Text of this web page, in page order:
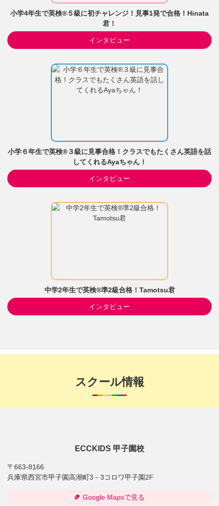
小学4年生で英検®５級に初チャレンジ！見事1発で合格！Hinata
君！
インタビュー
小学６年生で英検®３級に見事合格！クラスでもたくさん英語を話
してくれるAyaちゃん！
インタビュー
中学2年生で英検®準2級合格！Tamotsu君
インタビュー
スクール情報
ECCKIDS 甲子園校
〒663-8166
兵庫県西宮市甲子園高潮町3－3コロワ甲子園2F
Google Mapsで見る